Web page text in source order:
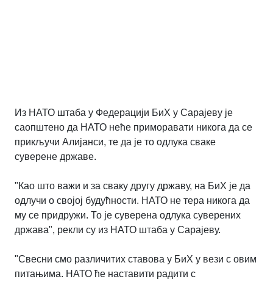
Из НАТО штаба у Федерацији БиХ у Сарајеву је
саопштено да НАТО неће приморавати никога да се
прикључи Алијанси, те да је то одлука сваке
суверене државе.
"Као што важи и за сваку другу државу, на БиХ је да
одлучи о својој будућности. НАТО не тера никога да
му се придружи. То је суверена одлука суверених
држава", рекли су из НАТО штаба у Сарајеву.
"Свесни смо различитих ставова у БиХ у вези с овим
питањима. НАТО ће наставити радити с